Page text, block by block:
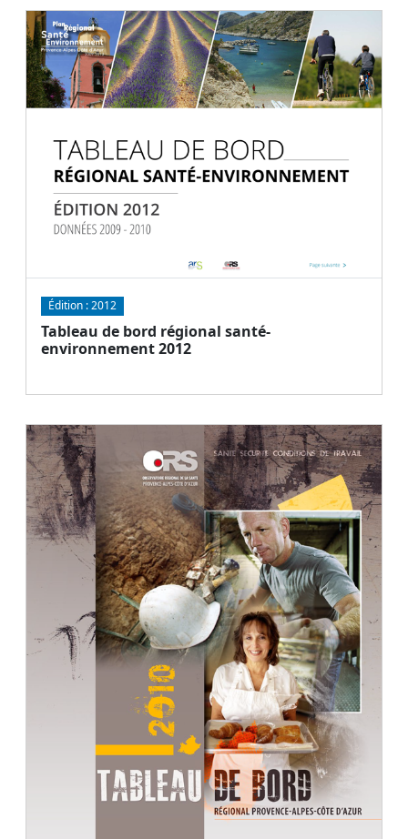
DocumentTélécharger
Édition :2012
Tableau de bord régional santé-
environnement 2012
DocumentTélécharger